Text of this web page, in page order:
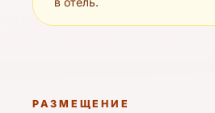
РАЗМЕЩЕНИЕ